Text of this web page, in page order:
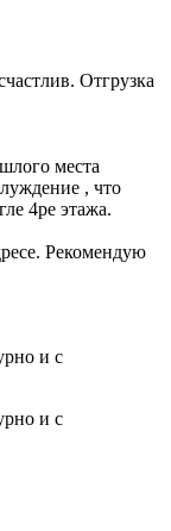
Отгрузка
места
, что
4ре этажа.
Рекомендую
и с
и с